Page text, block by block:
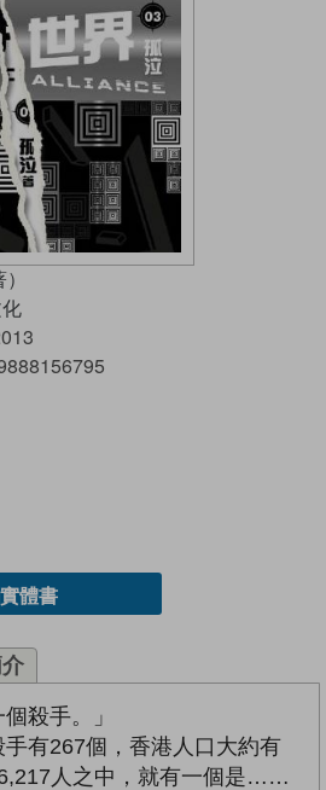
體書
殺手。」
有267個，香港人口大約有
人之中，就有一個是……